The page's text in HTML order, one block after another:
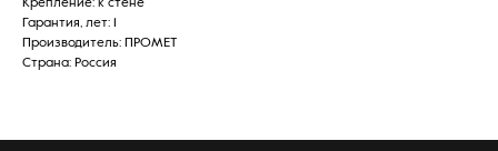
Крепление: к стене
Гарантия, лет: 1
Производитель: ПРОМЕТ
Страна: Россия